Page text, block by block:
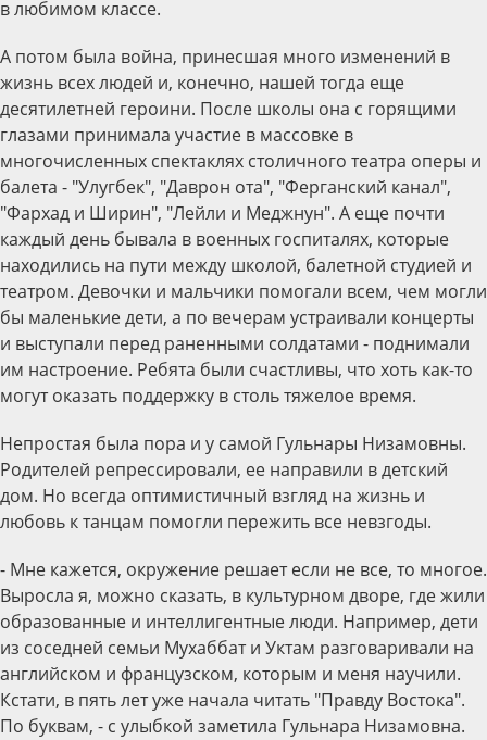
в любимом классе.
А потом была война, принесшая много изменений в
жизнь всех людей и, конечно, нашей тогда еще
десятилетней героини. После школы она с горящими
глазами принимала участие в массовке в
многочисленных спектаклях столичного театра оперы и
балета - "Улугбек", "Даврон ота", "Ферганский канал",
"Фархад и Ширин", "Лейли и Меджнун". А еще почти
каждый день бывала в военных госпиталях, которые
находились на пути между школой, балетной студией и
театром. Девочки и мальчики помогали всем, чем могли
бы маленькие дети, а по вечерам устраивали концерты
и выступали перед раненными солдатами - поднимали
им настроение. Ребята были счастливы, что хоть как-то
могут оказать поддержку в столь тяжелое время.
Непростая была пора и у самой Гульнары Низамовны.
Родителей репрессировали, ее направили в детский
дом. Но всегда оптимистичный взгляд на жизнь и
любовь к танцам помогли пережить все невзгоды.
- Мне кажется, окружение решает если не все, то многое.
Выросла я, можно сказать, в культурном дворе, где жили
образованные и интеллигент­ные люди. Например, дети
из соседней семьи Мухаббат и Уктам разговаривали на
английском и французском, которым и меня научили.
Кстати, в пять лет уже начала читать "Правду Востока".
По буквам, - с улыбкой заметила Гульнара Низамовна.